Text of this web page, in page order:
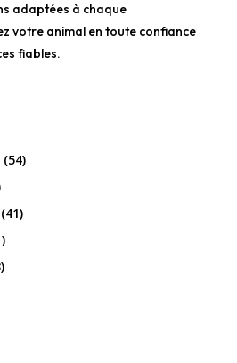
adaptées à chaque
votre animal en toute confiance
fiables.
(54)